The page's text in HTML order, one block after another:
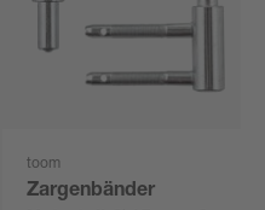
toom
Zargenbänder